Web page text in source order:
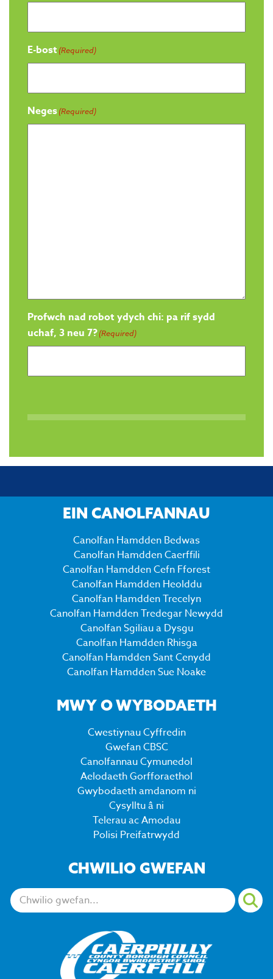
E-bost (Required)
Neges(Required)
Profwch nad robot ydych chi: pa rif sydd
uchaf, 3 neu 7?(Required)
EIN CANOLFANNAU
Canolfan Hamdden Bedwas
Canolfan Hamdden Caerffili
Canolfan Hamdden Cefn Fforest
Canolfan Hamdden Heolddu
Canolfan Hamdden Trecelyn
Canolfan Hamdden Tredegar Newydd
Canolfan Sgiliau a Dysgu
Canolfan Hamdden Rhisga
Canolfan Hamdden Sant Cenydd
Canolfan Hamdden Sue Noake
MWY O WYBODAETH
Cwestiynau Cyffredin
Gwefan CBSC
Canolfannau Cymunedol
Aelodaeth Gorfforaethol
Gwybodaeth amdanom ni
Cysylltu â ni
Telerau ac Amodau
Polisi Preifatrwydd
CHWILIO GWEFAN